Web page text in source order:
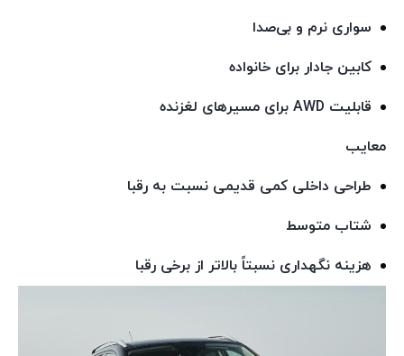
سواری نرم و بی‌صدا
کابین جادار برای خانواده
قابلیت AWD برای مسیرهای لغزنده
معایب
طراحی داخلی کمی قدیمی نسبت به رقبا
شتاب متوسط
هزینه نگهداری نسبتاً بالاتر از برخی رقبا